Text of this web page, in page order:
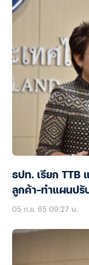
ธปท. เรียก TTB
ลูกค้า-ทำแผนปรั
05 ก.ย. 65 09:27 น.